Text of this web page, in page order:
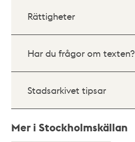
Rättigheter
Har du frågor om texten?
Stadsarkivet tipsar
Mer i Stockholmskällan